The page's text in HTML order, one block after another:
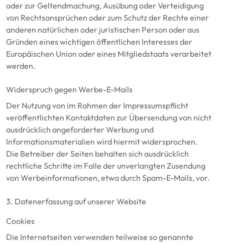
oder zur Geltendmachung, Ausübung oder Verteidigung
von Rechtsansprüchen oder zum Schutz der Rechte einer
anderen natürlichen oder juristischen Person oder aus
Gründen eines wichtigen öffentlichen Interesses der
Europäischen Union oder eines Mitgliedstaats verarbeitet
werden.
Widerspruch gegen Werbe-E-Mails
Der Nutzung von im Rahmen der Impressumspflicht
veröffentlichten Kontaktdaten zur Übersendung von nicht
ausdrücklich angeforderter Werbung und
Informationsmaterialien wird hiermit widersprochen.
Die Betreiber der Seiten behalten sich ausdrücklich
rechtliche Schritte im Falle der unverlangten Zusendung
von Werbeinformationen, etwa durch Spam-E-Mails, vor.
3. Datenerfassung auf unserer Website
Cookies
Die Internetseiten verwenden teilweise so genannte